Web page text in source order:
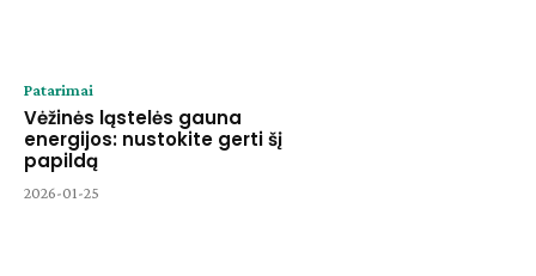
Patarimai
Vėžinės ląstelės gauna
energijos: nustokite gerti šį
papildą
2026-01-25